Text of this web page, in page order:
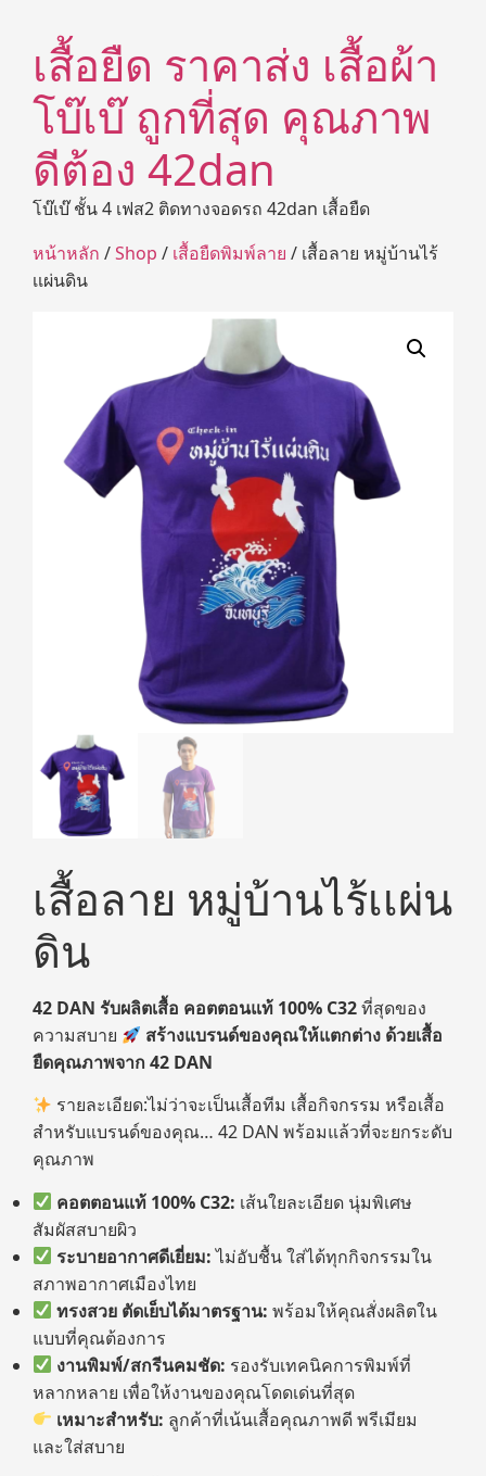
เสื้อยืด ราคาส่ง เสื้อผ้า
โบ๊เบ๊ ถูกที่สุด คุณภาพ
ดีต้อง 42dan
โบ๊เบ๊ ชั้น 4 เฟส2 ติดทางจอดรถ 42dan เสื้อยืด
หน้าหลัก /Shop / เสื้อยืดพิมพ์ลาย / เสื้อลาย หมู่บ้านไร้
เเผ่นดิน
เสื้อลาย หมู่บ้านไร้เเผ่น
ดิน
42 DAN รับผลิตเสื้อ คอตตอนแท้ 100% C32ที่สุดของ
ความสบาย
สร้างแบรนด์ของคุณให้แตกต่าง ด้วยเสื้อ
ยืดคุณภาพจาก 42 DAN
รายละเอียด:ไม่ว่าจะเป็นเสื้อทีม เสื้อกิจกรรม หรือเสื้อ
สำหรับแบรนด์ของคุณ… 42 DAN พร้อมแล้วที่จะยกระดับ
คุณภาพ
คอตตอนแท้ 100% C32: เส้นใยละเอียด นุ่มพิเศษ
สัมผัสสบายผิว
ระบายอากาศดีเยี่ยม:ไม่อับชื้น ใส่ได้ทุกกิจกรรมใน
สภาพอากาศเมืองไทย
ทรงสวย ตัดเย็บได้มาตรฐาน: พร้อมให้คุณสั่งผลิตใน
แบบที่คุณต้องการ
งานพิมพ์/สกรีนคมชัด: รองรับเทคนิคการพิมพ์ที่
หลากหลาย เพื่อให้งานของคุณโดดเด่นที่สุด
เหมาะสำหรับ: ลูกค้าที่เน้นเสื้อคุณภาพดี พรีเมียม
และใส่สบาย